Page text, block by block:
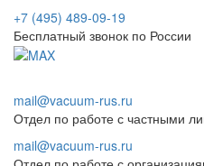
+7 (495) 489-09-19
Бесплатный звонок по России
mail@vacuum-rus.ru
Отдел по работе с частными
mail@vacuum-rus.ru